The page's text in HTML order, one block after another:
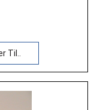
Til..